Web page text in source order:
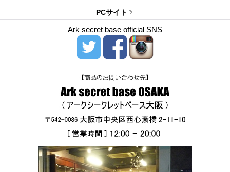
PCサイト
Ark secret base official SNS